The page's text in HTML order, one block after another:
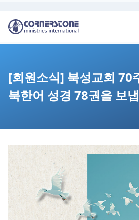
[회원소식] 북성교회 70
북한어 성경 78권을 보